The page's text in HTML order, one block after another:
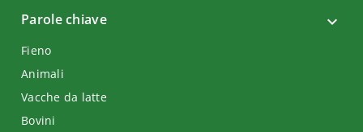
Parole chiave
Fieno
Animali
Vacche da latte
Bovini